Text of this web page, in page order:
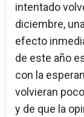
intentado
diciembre,
efecto
de este año
con la
volvieran
y de que la